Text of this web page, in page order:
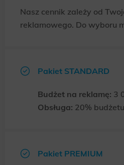
Nasz cennik zależy od
reklamowego. Do wyboru
Pakiet STANDARD
Budżet na reklamę: 3
Obsługa: 20%
Pakiet PREMIUM